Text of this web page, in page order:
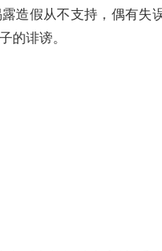
造假从不支持，偶有失
的诽谤。